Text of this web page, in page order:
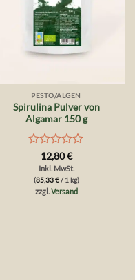
PESTO/ALGEN
Spirulina Pulver von
Algamar 150 g
Bewertet
mit
0
von
12,80€
Inkl. MwSt.
(85,33€/ 1 kg)
zzgl.Versand